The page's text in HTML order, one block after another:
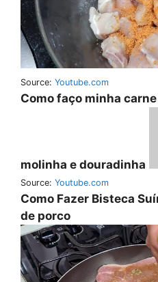
Source: Youtube.com
Como faço minha
molinha e douradinha
Source: Youtube.com
Como Fazer Bisteca
de porco